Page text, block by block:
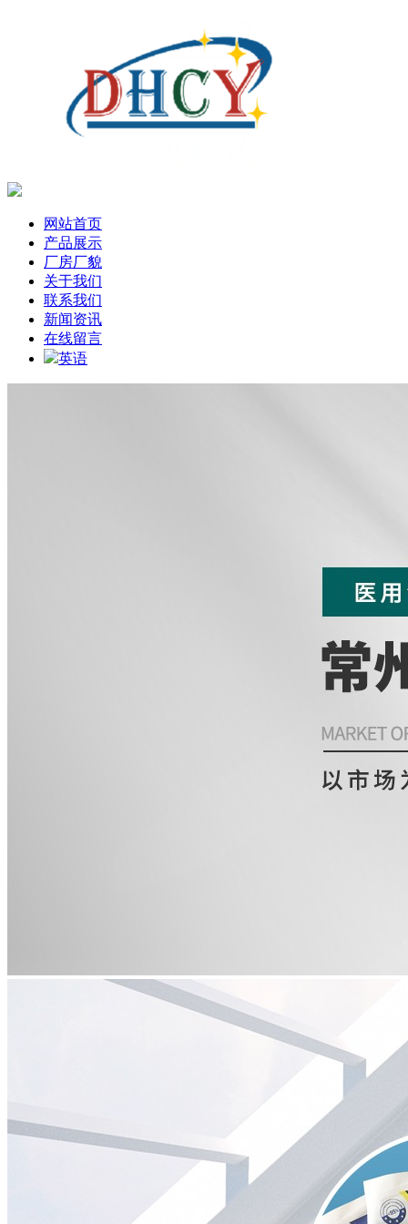
网站首页
产品展示
厂房厂貌
关于我们
联系我们
新闻资讯
在线留言
英语